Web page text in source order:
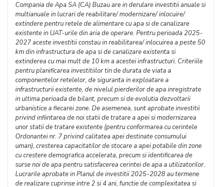
Compania de Apa SA (CA) Buzau are in derulare investitii anuale si
multianuale in lucrari de reabilitare/ modernizare/ inlocuire/
extindere pentru retele de alimentare cu apa si de canalizare
existente in UAT-urile din aria de operare. Pentru perioada 2025-
2027 aceste investitii constau in reabilitarea/ inlocuirea a peste 50
km din infrastructura de apa si de canalizare existenta si
extinderea cu mai mult de 10 km a acestei infrastructuri. Criteriile
pentru planificarea investitiilor tin de durata de viata a
componentelor retelelor, de siguranta in exploatare a
infrastructurii existente, de nivelul pierderilor de apa inregistrate
in ultima perioada de bilant, precum si de evolutia dezvoltarii
urbanistice a fiecarei zone. De asemenea, sunt aprobate investitii
privind infiintarea de noi statii de tratare a apei si modernizarea
unor statii de tratare existente (pentru conformarea cu cerintele
Ordonantei nr. 7 privind calitatea apei destinate consumului
uman), cresterea capacitatilor de stocare a apei potabile din zone
cu crestere demografica accelerata, precum si identificarea de
surse noi de apa pentru satisfacerea cerintei de apa a utilizatorilor.
Lucrarile aprobate in Planul de investitii 2025-2028 au termene
de realizare cuprinse intre 2 si 4 ani, functie de complexitatea si